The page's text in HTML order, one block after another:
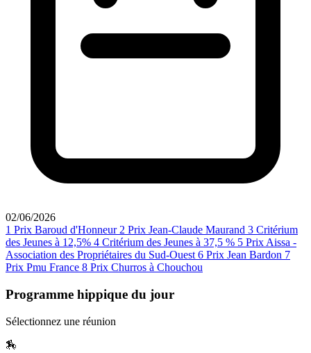
02/06/2026
1 Prix Baroud d'Honneur 2 Prix Jean-Claude Maurand 3 Critérium
des Jeunes à 12,5% 4 Critérium des Jeunes à 37,5 % 5 Prix Aissa -
Association des Propriétaires du Sud-Ouest 6 Prix Jean Bardon 7
Prix Pmu France 8 Prix Churros à Chouchou
Programme hippique du jour
Sélectionnez une réunion
🏇